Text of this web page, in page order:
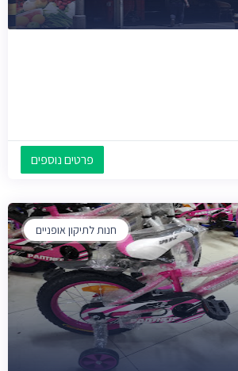
פרטים נוספים
חנות לתיקון אופניים